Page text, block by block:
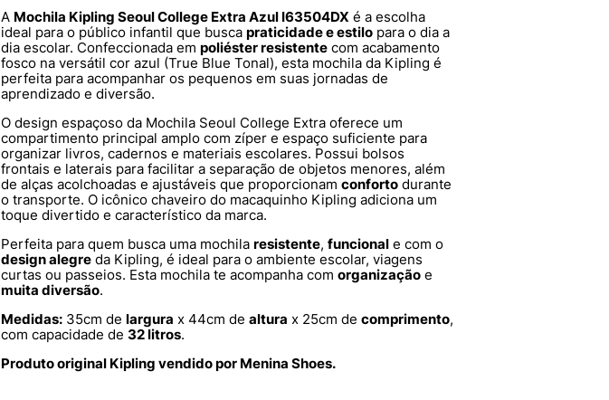
A Mochila Kipling Seoul College Extra Azul I63504DX é a escolha
ideal para o público infantil que busca praticidade e estilo para o dia a
dia escolar. Confeccionada em poliéster resistente com acabamento
fosco na versátil cor azul (True Blue Tonal), esta mochila da Kipling é
perfeita para acompanhar os pequenos em suas jornadas de
aprendizado e diversão.
O design espaçoso da Mochila Seoul College Extra oferece um
compartimento principal amplo com zíper e espaço suficiente para
organizar livros, cadernos e materiais escolares. Possui bolsos
frontais e laterais para facilitar a separação de objetos menores, além
de alças acolchoadas e ajustáveis que proporcionam conforto durante
o transporte. O icônico chaveiro do macaquinho Kipling adiciona um
toque divertido e característico da marca.
Perfeita para quem busca uma mochila resistente, funcional e com o
design alegre da Kipling, é ideal para o ambiente escolar, viagens
curtas ou passeios. Esta mochila te acompanha com organização e
muita diversão.
Medidas: 35cm de largura x 44cm de altura x 25cm de comprimento,
com capacidade de 32 litros.
Produto original Kipling vendido por Menina Shoes.